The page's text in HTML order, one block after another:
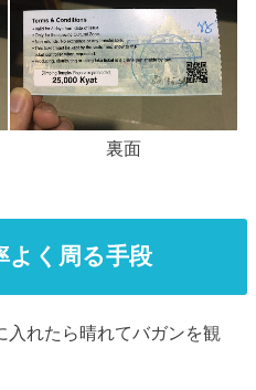
裏面
よく周る手段
入れたら晴れてバガンを観